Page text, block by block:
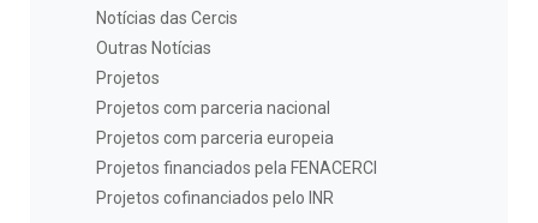
Notícias das Cercis
Outras Notícias
Projetos
Projetos com parceria nacional
Projetos com parceria europeia
Projetos financiados pela FENACERCI
Projetos cofinanciados pelo INR